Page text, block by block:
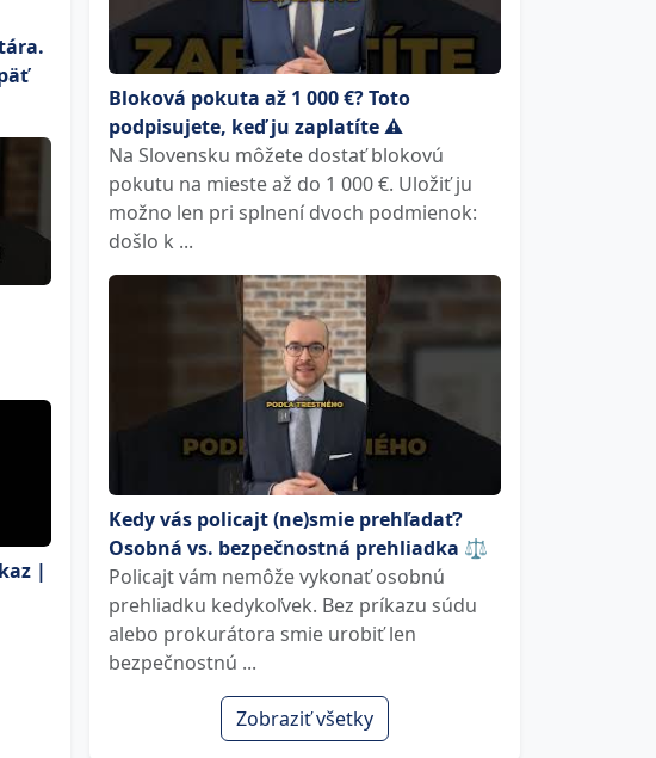
|
Bloková pokuta až 1 000 €? Toto
podpisujete, keď ju zaplatíte ⚠️
Na Slovensku môžete dostať blokovú
pokutu na mieste až do 1 000 €. Uložiť ju
možno len pri splnení dvoch podmienok:
došlo k ...
Kedy vás policajt (ne)smie prehľadať?
Osobná vs. bezpečnostná prehliadka ⚖️
Policajt vám nemôže vykonať osobnú
prehliadku kedykoľvek. Bez príkazu súdu
alebo prokurátora smie urobiť len
bezpečnostnú ...
Zobraziť všetky